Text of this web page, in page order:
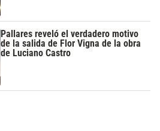
Pallares reveló el verdadero motivo
de la salida de Flor Vigna de la obra
de Luciano Castro